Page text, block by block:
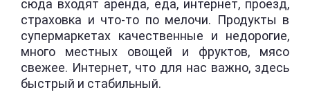
сюда входят аренда, еда, интернет, проезд,
страховка и что-то по мелочи. Продукты в
супермаркетах качественные и недорогие,
много местных овощей и фруктов, мясо
свежее. Интернет, что для нас важно, здесь
быстрый и стабильный.